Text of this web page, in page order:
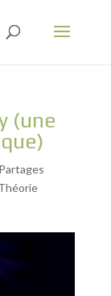
(une
Partages